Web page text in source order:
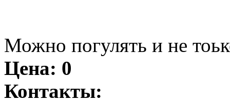
Можно погулять и не
Цена: 0
Контакты: